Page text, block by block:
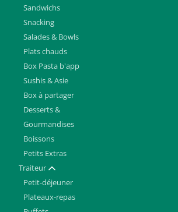
Sandwichs
Snacking
Salades & Bowls
Plats chauds
Box Pasta b'app
Sushis & Asie
Box à partager
Desserts &
Gourmandises
Boissons
Petits Extras
Traiteur Afficher / masquer
Petit-déjeuner
Plateaux-repas